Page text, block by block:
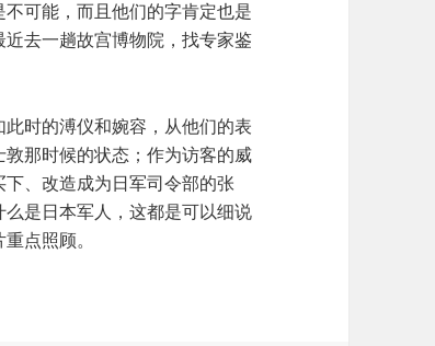
可能，而且他们的字肯定也是
去一趟故宫博物院，找专家鉴
时的溥仪和婉容，从他们的表
那时候的状态；作为访客的威
、改造成为日军司令部的张
是日本军人，这都是可以细说
点照顾。